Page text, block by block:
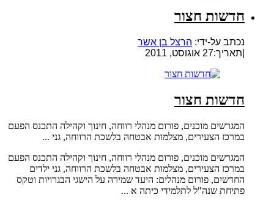
חדשות חצור
נכתב על-ידי: הרצל בן אשר
תאריך:27 אוגוסט, 2011
חדשות חצור
המגרשים מוכנים, פורום מנהלי רווחה, חינוך וקהילה התכנס הפעם
במרכז הצעירים, מצלמות אבטחה בלשכת הרווחה, גני ...
המגרשים מוכנים, פורום מנהלי רווחה, חינוך וקהילה התכנס הפעם
במרכז הצעירים, מצלמות אבטחה בלשכת הרווחה, גני ילדים
החדשים, פורום מנהלים: היעד שמירה על הישגי הבגרויות וטקס
פתיחת שנה"ל לתלמידי כיתה א ...